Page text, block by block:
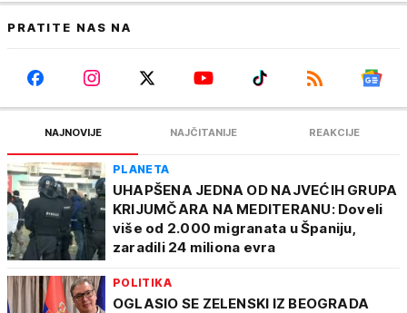
PRATITE NAS NA
NAJNOVIJE NAJČITANIJE REAKCIJE
PLANETA
UHAPŠENA JEDNA OD NAJVEĆIH GRUPA
KRIJUMČARA NA MEDITERANU: Doveli
više od 2.000 migranata u Španiju,
zaradili 24 miliona evra
POLITIKA
OGLASIO SE ZELENSKI IZ BEOGRADA